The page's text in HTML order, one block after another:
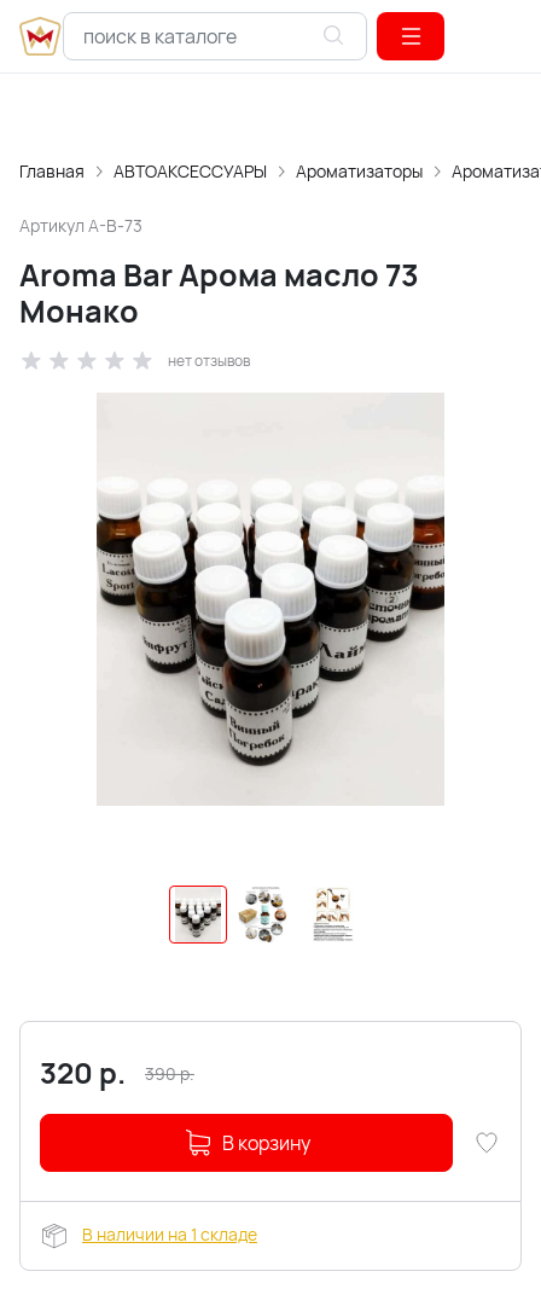
Главная АВТОАКСЕССУАРЫ Ароматизаторы
Артикул A-B-73
Aroma Bar Арома масло 73
Монако
нет отзывов
320 р. 390р.
В корзину
В наличии на 1 складе